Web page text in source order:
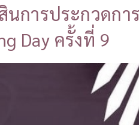
นการประกวดก
Day ครั้งที่ 9